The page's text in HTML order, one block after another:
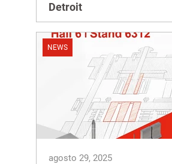
Detroit
agosto 29, 2025
NEWS